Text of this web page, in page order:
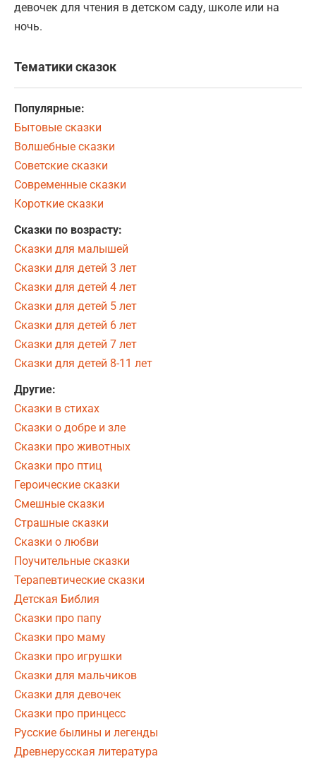
девочек для чтения в детском саду, школе или на
ночь.
Тематики сказок
Популярные:
Бытовые сказки
Волшебные сказки
Советские сказки
Современные сказки
Короткие сказки
Сказки по возрасту:
Сказки для малышей
Сказки для детей 3 лет
Сказки для детей 4 лет
Сказки для детей 5 лет
Сказки для детей 6 лет
Сказки для детей 7 лет
Сказки для детей 8-11 лет
Другие:
Сказки в стихах
Сказки о добре и зле
Сказки про животных
Сказки про птиц
Героические сказки
Смешные сказки
Страшные сказки
Сказки о любви
Поучительные сказки
Терапевтические сказки
Детская Библия
Сказки про папу
Сказки про маму
Сказки про игрушки
Сказки для мальчиков
Сказки для девочек
Сказки про принцесс
Русские былины и легенды
Древнерусская литература